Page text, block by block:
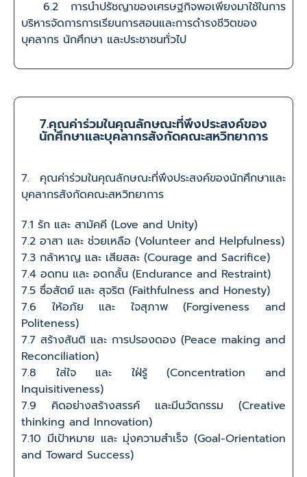
6.2 การนำปรัชญาของเศรษฐกิจพอเพียงมาใช้ในการ
บริหารจัดการการเรียนการสอนและการดำรงชีวิตของ
บุคลากร นักศึกษา และประชาชนทั่วไป
7.คุณค่าร่วมในคุณลักษณะที่พึงประสงค์ของ
นักศึกษาและบุคลากรสังกัดคณะสหวิทยาการ
7. คุณค่าร่วมในคุณลักษณะที่พึงประสงค์ของนักศึกษาและ
บุคลากรสังกัดคณะสหวิทยาการ
7.1 รัก และ สามัคคี (Love and Unity)
7.2 อาสา และ ช่วยเหลือ (Volunteer and Helpfulness)
7.3 กล้าหาญ และ เสียสละ (Courage and Sacrifice)
7.4 อดทน และ อดกลั้น (Endurance and Restraint)
7.5 ซื่อสัตย์ และ สุจริต (Faithfulness and Honesty)
7.6 ให้อภัย และ ใจสุภาพ (Forgiveness and
Politeness)
7.7 สร้างสันติ และ การปรองดอง (Peace making and
Reconciliation)
7.8 ใส่ใจ และ ใฝ่รู้ (Concentration and
Inquisitiveness)
7.9 คิดอย่างสร้างสรรค์ และมีนวัตกรรม (Creative
thinking and Innovation)
7.10 มีเป้าหมาย และ มุ่งความสำเร็จ (Goal-Orientation
and Toward Success)